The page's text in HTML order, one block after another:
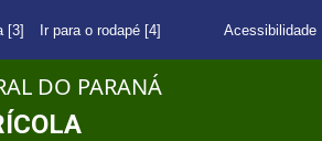
[3] Ir para o rodapé [4] Acessibilidade
DO PARANÁ